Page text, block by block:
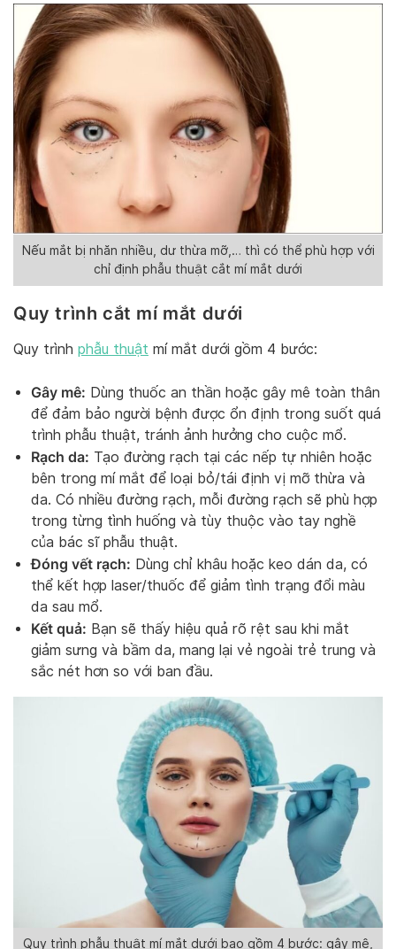
Nếu mắt bị nhăn nhiều, dư thừa mỡ,… thì có thể phù hợp với
chỉ định phẫu thuật cắt mí mắt dưới
Quy trình cắt mí mắt dưới
Quy trình phẫu thuật mí mắt dưới gồm 4 bước:
Gây mê: Dùng thuốc an thần hoặc gây mê toàn thân
để đảm bảo người bệnh được ổn định trong suốt quá
trình phẫu thuật, tránh ảnh hưởng cho cuộc mổ.
Rạch da: Tạo đường rạch tại các nếp tự nhiên hoặc
bên trong mí mắt để loại bỏ/tái định vị mỡ thừa và
da. Có nhiều đường rạch, mỗi đường rạch sẽ phù hợp
trong từng tình huống và tùy thuộc vào tay nghề
của bác sĩ phẫu thuật.
Đóng vết rạch: Dùng chỉ khâu hoặc keo dán da, có
thể kết hợp laser/thuốc để giảm tình trạng đổi màu
da sau mổ.
Kết quả: Bạn sẽ thấy hiệu quả rõ rệt sau khi mắt
giảm sưng và bầm da, mang lại vẻ ngoài trẻ trung và
sắc nét hơn so với ban đầu.
Quy trình phẫu thuật mí mắt dưới bao gồm 4 bước: gây mê,